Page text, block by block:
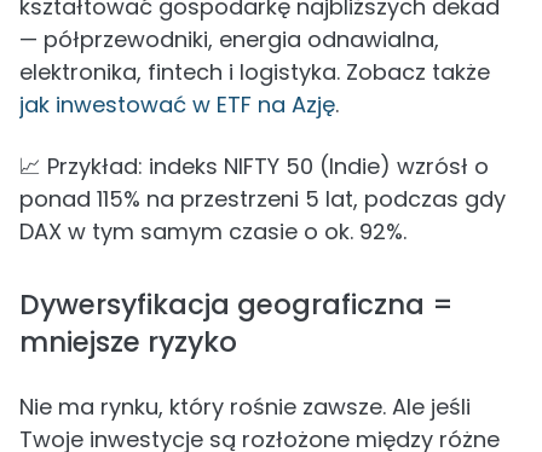
kształtować gospodarkę najbliższych dekad
— półprzewodniki, energia odnawialna,
elektronika, fintech i logistyka. Zobacz także
jak inwestować w ETF na Azję.
📈 Przykład: indeks NIFTY 50 (Indie) wzrósł o
ponad 115% na przestrzeni 5 lat, podczas gdy
DAX w tym samym czasie o ok. 92%.
Dywersyfikacja geograficzna =
mniejsze ryzyko
Nie ma rynku, który rośnie zawsze. Ale jeśli
Twoje inwestycje są rozłożone między różne